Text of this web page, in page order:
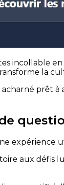
incollable en
la
prêt à
aux défis